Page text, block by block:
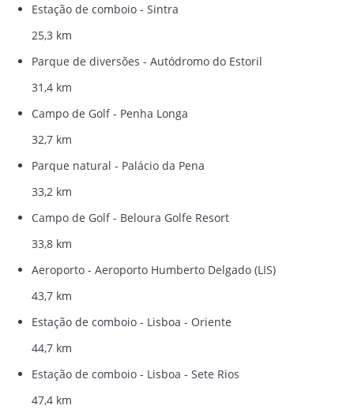
Estação de comboio - Sintra
25,3 km
Parque de diversões - Autódromo do Estoril
31,4 km
Campo de Golf - Penha Longa
32,7 km
Parque natural - Palácio da Pena
33,2 km
Campo de Golf - Beloura Golfe Resort
33,8 km
Aeroporto - Aeroporto Humberto Delgado (LIS)
43,7 km
Estação de comboio - Lisboa - Oriente
44,7 km
Estação de comboio - Lisboa - Sete Rios
47,4 km